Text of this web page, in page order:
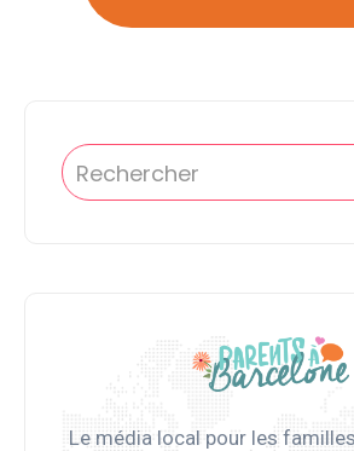
Le média local pour les